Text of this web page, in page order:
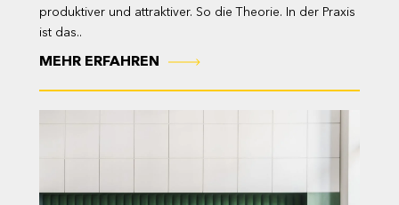
produktiver und attraktiver. So die Theorie. In der Praxis
ist das..
MEHR ERFAHREN